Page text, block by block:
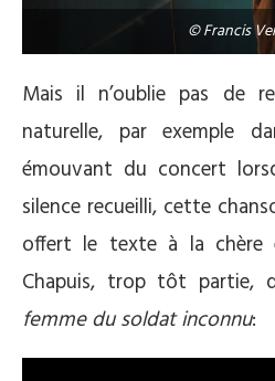
© Francis
Mais il n’oublie pas de
naturelle, par exemple
émouvant du concert
silence recueilli, cette
offert le texte à la chère
Chapuis, trop tôt partie,
femme du soldat inconnu: